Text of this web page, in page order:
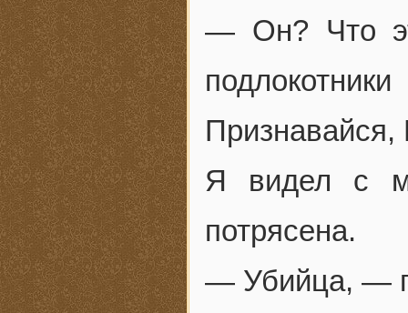
— Он? Что
Признавайся,
Я видел с
потрясена.
— Убийца, —